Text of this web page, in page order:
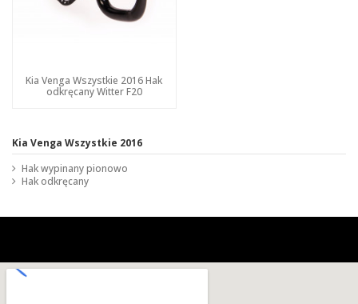
Kia Venga Wszystkie 2016 Hak
odkręcany Witter F20
Kia Venga Wszystkie 2016
Hak wypinany pionowo
Hak odkręcany